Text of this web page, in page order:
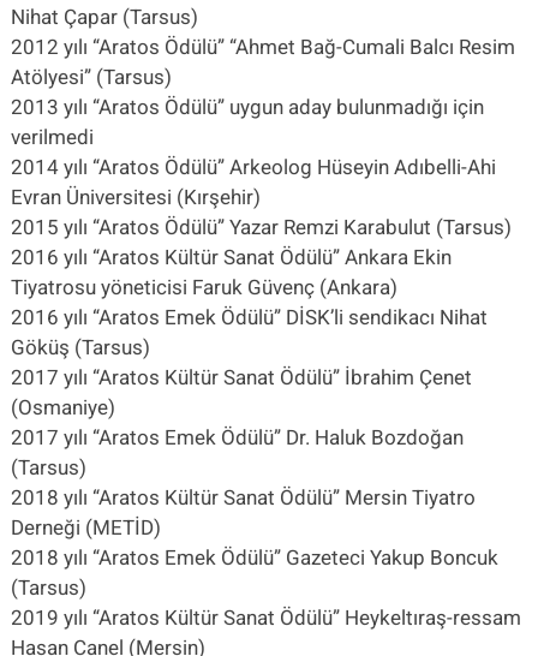
Nihat Çapar (Tarsus)
2012 yılı “Aratos Ödülü” “Ahmet Bağ-Cumali Balcı Resim
Atölyesi” (Tarsus)
2013 yılı “Aratos Ödülü” uygun aday bulunmadığı için
verilmedi
2014 yılı “Aratos Ödülü” Arkeolog Hüseyin Adıbelli-Ahi
Evran Üniversitesi (Kırşehir)
2015 yılı “Aratos Ödülü” Yazar Remzi Karabulut (Tarsus)
2016 yılı “Aratos Kültür Sanat Ödülü” Ankara Ekin
Tiyatrosu yöneticisi Faruk Güvenç (Ankara)
2016 yılı “Aratos Emek Ödülü” DİSK’li sendikacı Nihat
Göküş (Tarsus)
2017 yılı “Aratos Kültür Sanat Ödülü” İbrahim Çenet
(Osmaniye)
2017 yılı “Aratos Emek Ödülü” Dr. Haluk Bozdoğan
(Tarsus)
2018 yılı “Aratos Kültür Sanat Ödülü” Mersin Tiyatro
Derneği (METİD)
2018 yılı “Aratos Emek Ödülü” Gazeteci Yakup Boncuk
(Tarsus)
2019 yılı “Aratos Kültür Sanat Ödülü” Heykeltıraş-ressam
Hasan Canel (Mersin)